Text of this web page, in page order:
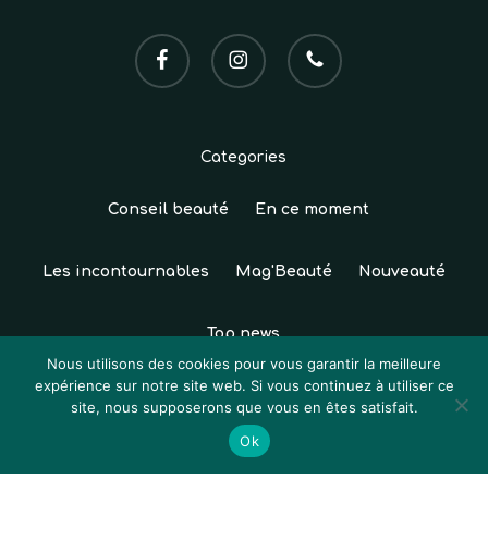
Voir Le Panier Commander
facebook instagram phone
Categories
Conseil beauté En ce moment
Les incontournables Mag'Beauté Nouveauté
Top news
© 2026 Institut Sun Studio. Tous droits réservés.
Création
Atelier Com'Personne | Mentions légales
CGV
Nous utilisons des cookies pour vous garantir la meilleure
expérience sur notre site web. Si vous continuez à utiliser ce
site, nous supposerons que vous en êtes satisfait.
Ok